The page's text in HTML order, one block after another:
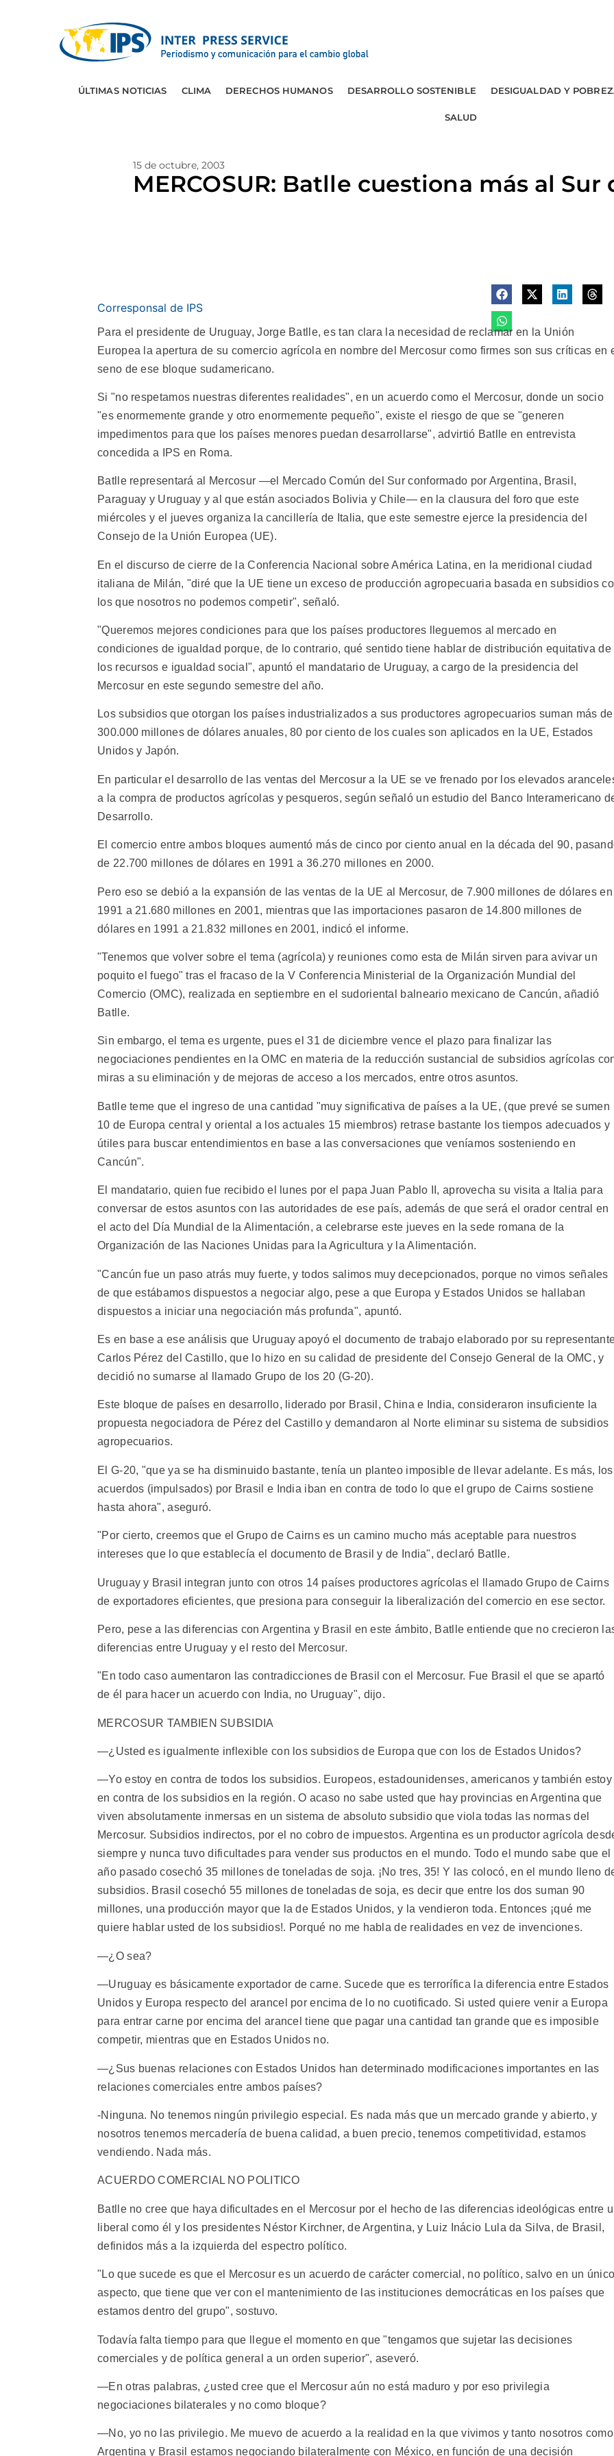
ÚLTIMAS NOTICIAS CLIMA DERECHOS HUMANOS DESARROLLO SOSTENIBLE DESIGUALDAD Y
SALUD
15 de octubre, 2003
MERCOSUR: Batlle cuestiona más al
Corresponsal de IPS
Para el presidente de Uruguay, Jorge Batlle, es tan clara la necesidad de reclamar en la Unión
Europea la apertura de su comercio agrícola en nombre del Mercosur como firmes son sus críticas en
seno de ese bloque sudamericano.
Si "no respetamos nuestras diferentes realidades", en un acuerdo como el Mercosur, donde un socio
"es enormemente grande y otro enormemente pequeño", existe el riesgo de que se "generen
impedimentos para que los países menores puedan desarrollarse", advirtió Batlle en entrevista
concedida a IPS en Roma.
Batlle representará al Mercosur —el Mercado Común del Sur conformado por Argentina, Brasil,
Paraguay y Uruguay y al que están asociados Bolivia y Chile— en la clausura del foro que este
miércoles y el jueves organiza la cancillería de Italia, que este semestre ejerce la presidencia del
Consejo de la Unión Europea (UE).
En el discurso de cierre de la Conferencia Nacional sobre América Latina, en la meridional ciudad
italiana de Milán, "diré que la UE tiene un exceso de producción agropecuaria basada en subsidios
los que nosotros no podemos competir", señaló.
"Queremos mejores condiciones para que los países productores lleguemos al mercado en
condiciones de igualdad porque, de lo contrario, qué sentido tiene hablar de distribución equitativa de
los recursos e igualdad social", apuntó el mandatario de Uruguay, a cargo de la presidencia del
Mercosur en este segundo semestre del año.
Los subsidios que otorgan los países industrializados a sus productores agropecuarios suman más de
300.000 millones de dólares anuales, 80 por ciento de los cuales son aplicados en la UE, Estados
Unidos y Japón.
En particular el desarrollo de las ventas del Mercosur a la UE se ve frenado por los elevados
a la compra de productos agrícolas y pesqueros, según señaló un estudio del Banco Interamericano
Desarrollo.
El comercio entre ambos bloques aumentó más de cinco por ciento anual en la década del 90,
de 22.700 millones de dólares en 1991 a 36.270 millones en 2000.
Pero eso se debió a la expansión de las ventas de la UE al Mercosur, de 7.900 millones de dólares en
1991 a 21.680 millones en 2001, mientras que las importaciones pasaron de 14.800 millones de
dólares en 1991 a 21.832 millones en 2001, indicó el informe.
"Tenemos que volver sobre el tema (agrícola) y reuniones como esta de Milán sirven para avivar un
poquito el fuego" tras el fracaso de la V Conferencia Ministerial de la Organización Mundial del
Comercio (OMC), realizada en septiembre en el sudoriental balneario mexicano de Cancún, añadió
Batlle.
Sin embargo, el tema es urgente, pues el 31 de diciembre vence el plazo para finalizar las
negociaciones pendientes en la OMC en materia de la reducción sustancial de subsidios agrícolas
miras a su eliminación y de mejoras de acceso a los mercados, entre otros asuntos.
Batlle teme que el ingreso de una cantidad "muy significativa de países a la UE, (que prevé se sumen
10 de Europa central y oriental a los actuales 15 miembros) retrase bastante los tiempos adecuados y
útiles para buscar entendimientos en base a las conversaciones que veníamos sosteniendo en
Cancún".
El mandatario, quien fue recibido el lunes por el papa Juan Pablo II, aprovecha su visita a Italia para
conversar de estos asuntos con las autoridades de ese país, además de que será el orador central en
el acto del Día Mundial de la Alimentación, a celebrarse este jueves en la sede romana de la
Organización de las Naciones Unidas para la Agricultura y la Alimentación.
"Cancún fue un paso atrás muy fuerte, y todos salimos muy decepcionados, porque no vimos señales
de que estábamos dispuestos a negociar algo, pese a que Europa y Estados Unidos se hallaban
dispuestos a iniciar una negociación más profunda", apuntó.
Es en base a ese análisis que Uruguay apoyó el documento de trabajo elaborado por su
Carlos Pérez del Castillo, que lo hizo en su calidad de presidente del Consejo General de la OMC, y
decidió no sumarse al llamado Grupo de los 20 (G-20).
Este bloque de países en desarrollo, liderado por Brasil, China e India, consideraron insuficiente la
propuesta negociadora de Pérez del Castillo y demandaron al Norte eliminar su sistema de subsidios
agropecuarios.
El G-20, "que ya se ha disminuido bastante, tenía un planteo imposible de llevar adelante. Es más, los
acuerdos (impulsados) por Brasil e India iban en contra de todo lo que el grupo de Cairns sostiene
hasta ahora", aseguró.
"Por cierto, creemos que el Grupo de Cairns es un camino mucho más aceptable para nuestros
intereses que lo que establecía el documento de Brasil y de India", declaró Batlle.
Uruguay y Brasil integran junto con otros 14 países productores agrícolas el llamado Grupo de Cairns
de exportadores eficientes, que presiona para conseguir la liberalización del comercio en ese sector.
Pero, pese a las diferencias con Argentina y Brasil en este ámbito, Batlle entiende que no crecieron
diferencias entre Uruguay y el resto del Mercosur.
"En todo caso aumentaron las contradicciones de Brasil con el Mercosur. Fue Brasil el que se apartó
de él para hacer un acuerdo con India, no Uruguay", dijo.
MERCOSUR TAMBIEN SUBSIDIA
—¿Usted es igualmente inflexible con los subsidios de Europa que con los de Estados Unidos?
—Yo estoy en contra de todos los subsidios. Europeos, estadounidenses, americanos y también estoy
en contra de los subsidios en la región. O acaso no sabe usted que hay provincias en Argentina que
viven absolutamente inmersas en un sistema de absoluto subsidio que viola todas las normas del
Mercosur. Subsidios indirectos, por el no cobro de impuestos. Argentina es un productor agrícola
siempre y nunca tuvo dificultades para vender sus productos en el mundo. Todo el mundo sabe que el
año pasado cosechó 35 millones de toneladas de soja. ¡No tres, 35! Y las colocó, en el mundo lleno
subsidios. Brasil cosechó 55 millones de toneladas de soja, es decir que entre los dos suman 90
millones, una producción mayor que la de Estados Unidos, y la vendieron toda. Entonces ¡qué me
quiere hablar usted de los subsidios!. Porqué no me habla de realidades en vez de invenciones.
—¿O sea?
—Uruguay es básicamente exportador de carne. Sucede que es terrorífica la diferencia entre Estados
Unidos y Europa respecto del arancel por encima de lo no cuotificado. Si usted quiere venir a Europa
para entrar carne por encima del arancel tiene que pagar una cantidad tan grande que es imposible
competir, mientras que en Estados Unidos no.
—¿Sus buenas relaciones con Estados Unidos han determinado modificaciones importantes en las
relaciones comerciales entre ambos países?
-Ninguna. No tenemos ningún privilegio especial. Es nada más que un mercado grande y abierto, y
nosotros tenemos mercadería de buena calidad, a buen precio, tenemos competitividad, estamos
vendiendo. Nada más.
ACUERDO COMERCIAL NO POLITICO
Batlle no cree que haya dificultades en el Mercosur por el hecho de las diferencias ideológicas entre
liberal como él y los presidentes Néstor Kirchner, de Argentina, y Luiz Inácio Lula da Silva, de Brasil,
definidos más a la izquierda del espectro político.
"Lo que sucede es que el Mercosur es un acuerdo de carácter comercial, no político, salvo en un
aspecto, que tiene que ver con el mantenimiento de las instituciones democráticas en los países que
estamos dentro del grupo", sostuvo.
Todavía falta tiempo para que llegue el momento en que "tengamos que sujetar las decisiones
comerciales y de política general a un orden superior", aseveró.
—En otras palabras, ¿usted cree que el Mercosur aún no está maduro y por eso privilegia
negociaciones bilaterales y no como bloque?
—No, yo no las privilegio. Me muevo de acuerdo a la realidad en la que vivimos y tanto nosotros como
Argentina y Brasil estamos negociando bilateralmente con México, en función de una decisión